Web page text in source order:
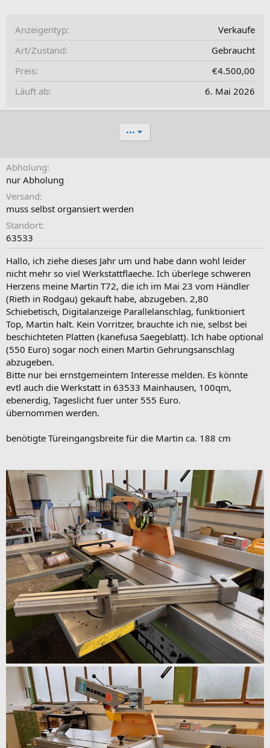
Anzeigentyp
Verkaufe
Art/Zustand
Gebraucht
Preis
€4.500,00
Läuft ab
6. Mai 2026
•••
Abholung
nur Abholung
Versand
muss selbst organsiert werden
Standort
63533
Hallo, ich ziehe dieses Jahr um und habe dann wohl leider
nicht mehr so viel Werkstattflaeche. Ich überlege schweren
Herzens meine Martin T72, die ich im Mai 23 vom Händler
(Rieth in Rodgau) gekauft habe, abzugeben. 2,80
Schiebetisch, Digitalanzeige Parallelanschlag, funktioniert
Top, Martin halt. Kein Vorritzer, brauchte ich nie, selbst bei
beschichteten Platten (kanefusa Saegeblatt). Ich habe optional
(550 Euro) sogar noch einen Martin Gehrungsanschlag
abzugeben.
Bitte nur bei ernstgemeintem Interesse melden. Es könnte
evtl auch die Werkstatt in 63533 Mainhausen, 100qm,
ebenerdig, Tageslicht fuer unter 555 Euro.
übernommen werden.
benötigte Türeingangsbreite für die Martin ca. 188 cm